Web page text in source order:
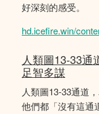
好深刻的感受。
hd.icefire.win/
人類圖13-33通
足智多謀
人類圖13-33通道
他們都「沒有這通